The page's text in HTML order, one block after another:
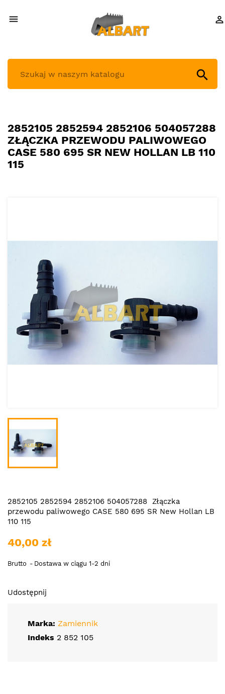
 

2852105 2852594 2852106 504057288
ZŁĄCZKA PRZEWODU PALIWOWEGO
CASE 580 695 SR NEW HOLLAN LB 110
115
2852105 2852594 2852106 504057288 Złączka
przewodu paliwowego CASE 580 695 SR New Hollan LB
110 115
40,00 zł
Brutto Dostawa w ciągu 1-2 dni
Udostępnij
Marka: Zamiennik
Indeks 2 852 105